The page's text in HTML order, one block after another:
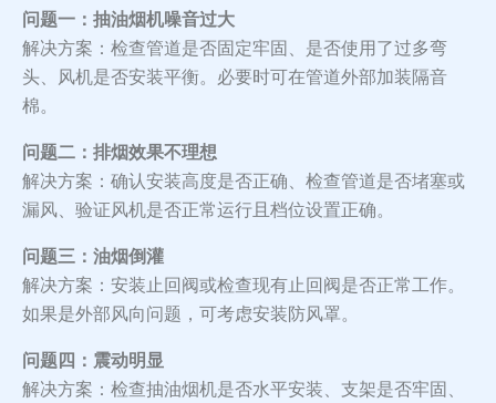
问题一：抽油烟机噪音过大
解决方案：检查管道是否固定牢固、是否使用了过多弯
头、风机是否安装平衡。必要时可在管道外部加装隔音
棉。
问题二：排烟效果不理想
解决方案：确认安装高度是否正确、检查管道是否堵塞或
漏风、验证风机是否正常运行且档位设置正确。
问题三：油烟倒灌
解决方案：安装止回阀或检查现有止回阀是否正常工作。
如果是外部风向问题，可考虑安装防风罩。
问题四：震动明显
解决方案：检查抽油烟机是否水平安装、支架是否牢固、